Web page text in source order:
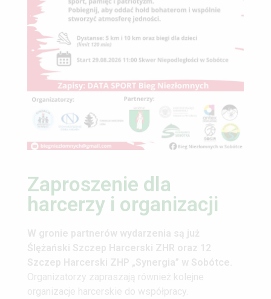
Zaproszenie dla
harcerzy i organizacji
W gronie partnerów wydarzenia są już
Ślężański Szczep Harcerski ZHR oraz 12
Szczep Harcerski ZHP „Synergia” w Sobótce.
Organizatorzy zapraszają również kolejne
organizacje harcerskie do współpracy.